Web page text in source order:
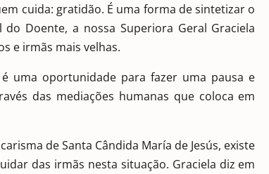
cuida: gratidão. É uma forma de sintetizar o
Doente, a nossa Superiora Geral Graciela
e irmãs mais velhas.
uma oportunidade para fazer uma pausa e
das mediações humanas que coloca em
de Santa Cândida María de Jesús, existe
das irmãs nesta situação. Graciela diz em